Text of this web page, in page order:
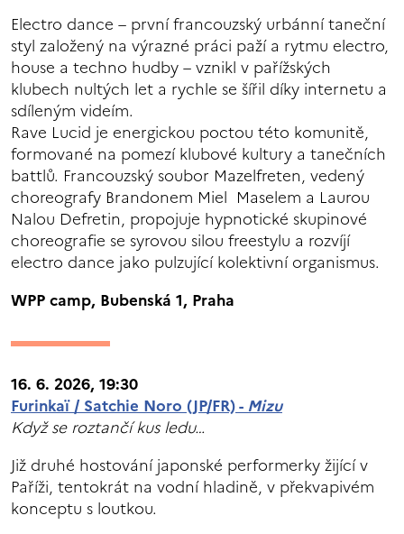
Electro dance – první francouzský urbánní taneční
styl založený na výrazné práci paží a rytmu electro,
house a techno hudby – vznikl v pařížských
klubech nultých let a rychle se šířil díky internetu a
sdíleným videím.
Rave Lucid je energickou poctou této komunitě,
formované na pomezí klubové kultury a tanečních
battlů. Francouzský soubor Mazelfreten, vedený
choreografy Brandonem Miel Maselem a Laurou
Nalou Defretin, propojuje hypnotické skupinové
choreografie se syrovou silou freestylu a rozvíjí
electro dance jako pulzující kolektivní organismus.
WPP camp, Bubenská 1, Praha
16. 6. 2026, 19:30
Furinkaï / Satchie Noro (JP/FR) -Mizu
Když se roztančí kus ledu…
Již druhé hostování japonské performerky žijící v
Paříži, tentokrát na vodní hladině, v překvapivém
konceptu s loutkou.